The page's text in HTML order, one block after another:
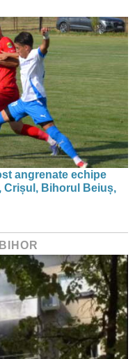
angrenate echipe
Crișul, Bihorul Beiuș,